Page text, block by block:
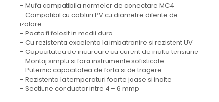
– Mufa compatibila normelor de conectare MC4
– Compatibil cu cabluri PV cu diametre diferite de
izolare
– Poate fi folosit in medii dure
– Cu rezistenta excelenta la imbatranire si rezistent UV
– Capacitatea de incarcare cu curent de inalta tensiune
– Montaj simplu si fara instrumente sofisticate
– Puternic capacitatea de forta si de tragere
– Rezistenta la temperaturi foarte joase si inalte
– Sectiune conductor intre 4 – 6 mmp